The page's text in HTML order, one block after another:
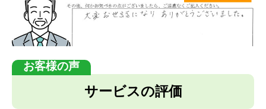
サービスの評価